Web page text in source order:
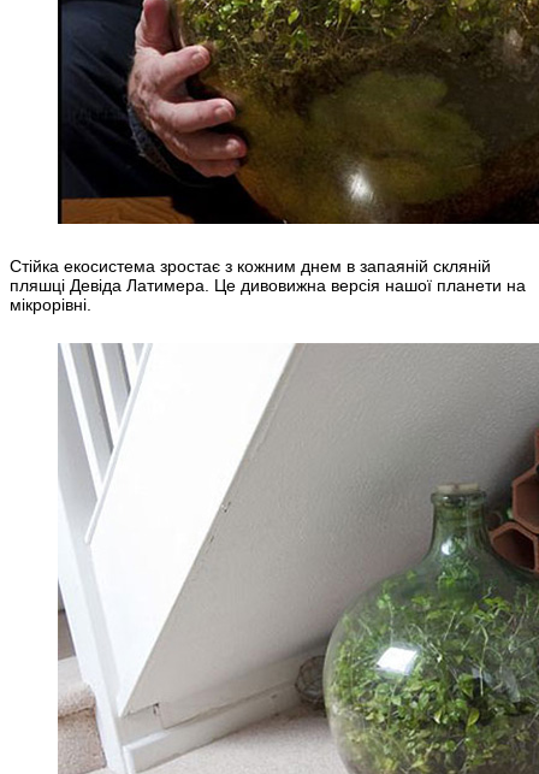
Стійка екосистема зростає з кожним днем в запаяній скляній
пляшці Девіда Латимера. Це дивовижна версія нашої планети на
мікрорівні.